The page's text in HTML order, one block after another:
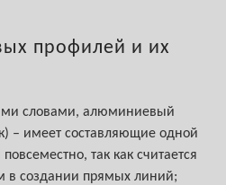
профилей и их
словами, алюминиевый
– имеет составляющие одной
так как считается
в создании прямых линий;